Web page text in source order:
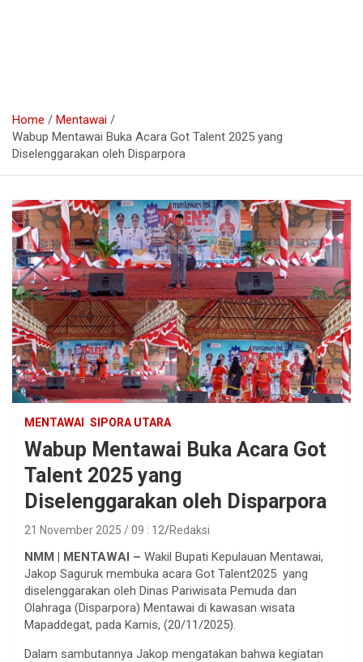
Home
Mentawai
Wabup Mentawai Buka Acara Got Talent 2025 yang
Diselenggarakan oleh Disparpora
MENTAWAI SIPORA UTARA
Wabup Mentawai Buka Acara Got
Talent 2025 yang
Diselenggarakan oleh Disparpora
21 November 2025 / 09 : 12 Redaksi
NMM | MENTAWAI – Wakil Bupati Kepulauan Mentawai,
Jakop Saguruk membuka acara Got Talent2025 yang
diselenggarakan oleh Dinas Pariwisata Pemuda dan
Olahraga (Disparpora) Mentawai di kawasan wisata
Mapaddegat, pada Kamis, (20/11/2025).
Dalam sambutannya Jakop mengatakan bahwa kegiatan